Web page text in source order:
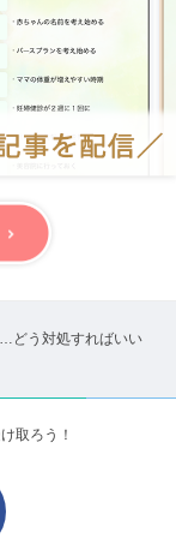
どう対処すればいい
取ろう！